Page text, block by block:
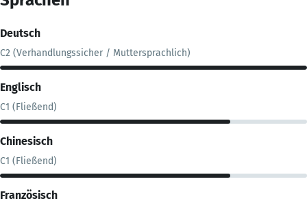
Deutsch
C2 (Verhandlungssicher / Muttersprachlich)
Englisch
C1 (Fließend)
Chinesisch
C1 (Fließend)
Französisch